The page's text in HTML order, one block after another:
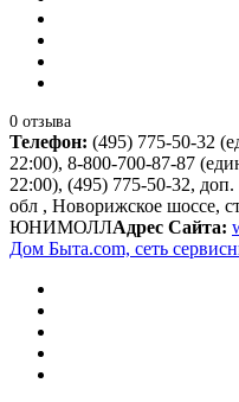
0 отзыва
Телефон: (495) 775-50-32
22:00), 8-800-700-87-87
22:00), (495) 775-50-32, доп.
обл , Новорижское шоссе,
ЮНИМОЛЛАдрес Сайта:
Дом Быта.com, сеть